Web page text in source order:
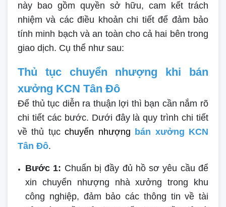
này bao gồm quyền sở hữu, cam kết trách
nhiệm và các điều khoản chi tiết để đảm bảo
tính minh bạch và an toàn cho cả hai bên trong
giao dịch. Cụ thể như sau:
Thủ tục chuyển nhượng khi bán
xưởng KCN Tân Đô
Để thủ tục diễn ra thuận lợi thì bạn cần nắm rõ
chi tiết các bước. Dưới đây là quy trình chi tiết
về thủ tụcchuyển nhượng bán xưởng KCN
Tân Đô.
Bước 1: Chuẩn bị đầy đủ hồ sơ yêu cầu để
xin chuyển nhượng nhà xưởng trong khu
công nghiệp, đảm bảo các thông tin về tài